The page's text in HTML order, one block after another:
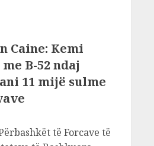
Caine: Kemi
B-52 ndaj
11 mijë sulme
të Forcave të